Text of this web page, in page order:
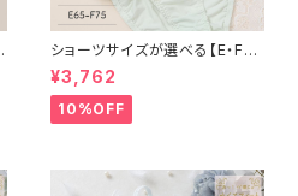
ショーツサイズが選べる【E・F】
エーデル ブラ＆ショーツ
¥3,762
10%OFF